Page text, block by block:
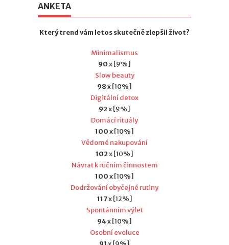
ANKETA
Který trend vám letos skutečně zlepšil život?
Minimalismus
90x [9%]
Slow beauty
98x [10%]
Digitální detox
92x [9%]
Domácí rituály
100x [10%]
Vědomé nakupování
102x [10%]
Návrat k ručním činnostem
100x [10%]
Dodržování obyčejné rutiny
117x [12%]
Spontánním výlet
94x [10%]
Osobní evoluce